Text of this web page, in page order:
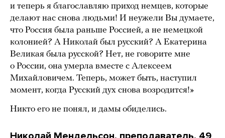
и теперь я благославляю приход немцев, которые
делают нас снова людьми! И неужели Вы думаете,
что Россия была раньше Россией, а не немецкой
колонией? А Николай был русский? А Екатерина
Великая была русской? Нет, не говорите мне
о России, она умерла вместе с Алексеем
Михайловичем. Теперь, может быть, наступил
момент, когда Русский дух снова возродится!»
Никто его не понял, и дамы обиделись.